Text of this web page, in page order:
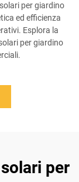
per giardino
ed efficienza
Esplora la
per giardino
per